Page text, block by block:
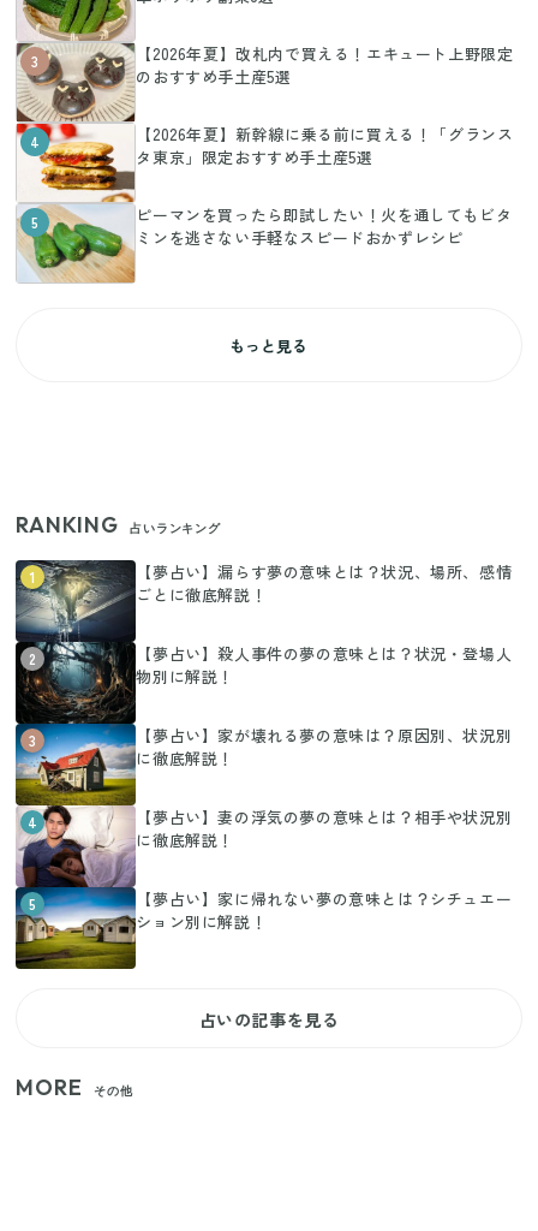
3
【2026年夏】改札内で買える！エキュート上野限定
のおすすめ手土産5選
4
【2026年夏】新幹線に乗る前に買える！「グランス
タ東京」限定おすすめ手土産5選
5
ピーマンを買ったら即試したい！火を通してもビタ
ミンを逃さない手軽なスピードおかずレシピ
もっと見る
RANKING 占いランキング
1
【夢占い】漏らす夢の意味とは？状況、場所、感情
ごとに徹底解説！
2
【夢占い】殺人事件の夢の意味とは？状況・登場人
物別に解説！
3
【夢占い】家が壊れる夢の意味は？原因別、状況別
に徹底解説！
4
【夢占い】妻の浮気の夢の意味とは？相手や状況別
に徹底解説！
5
【夢占い】家に帰れない夢の意味とは？シチュエー
ション別に解説！
占いの記事を見る
MORE その他